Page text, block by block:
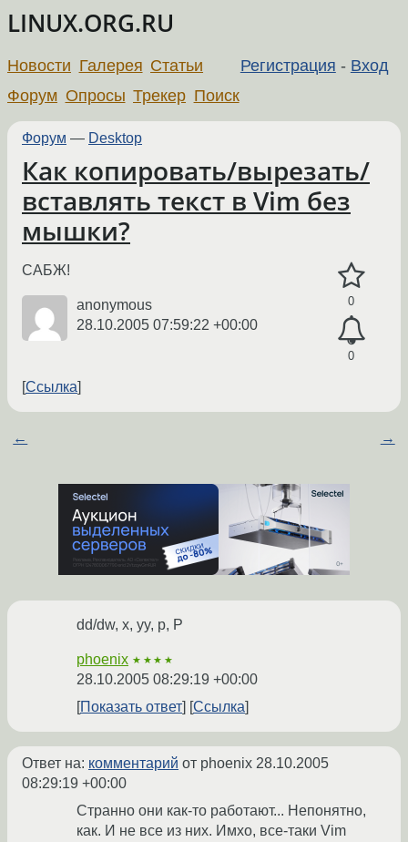
LINUX.ORG.RU
Регистрация - Вход
Новости Галерея Статьи
Форум Опросы Трекер Поиск
Форум — Desktop
Как копировать/вырезать/
вставлять текст в Vim без
мышки?
0
0
САБЖ!
anonymous
28.10.2005 07:59:22 +00:00
Ссылка
← →
dd/dw, x, yy, p, P
phoenix ★★★★
28.10.2005 08:29:19 +00:00
Показать ответ
Ссылка
Ответ на: комментарий от phoenix 28.10.2005
08:29:19 +00:00
Странно они как-то работают... Непонятно,
как. И не все из них. Имхо, все-таки Vim